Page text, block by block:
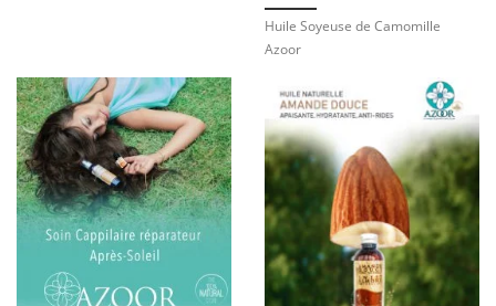
Huile Soyeuse de Camomille
Azoor